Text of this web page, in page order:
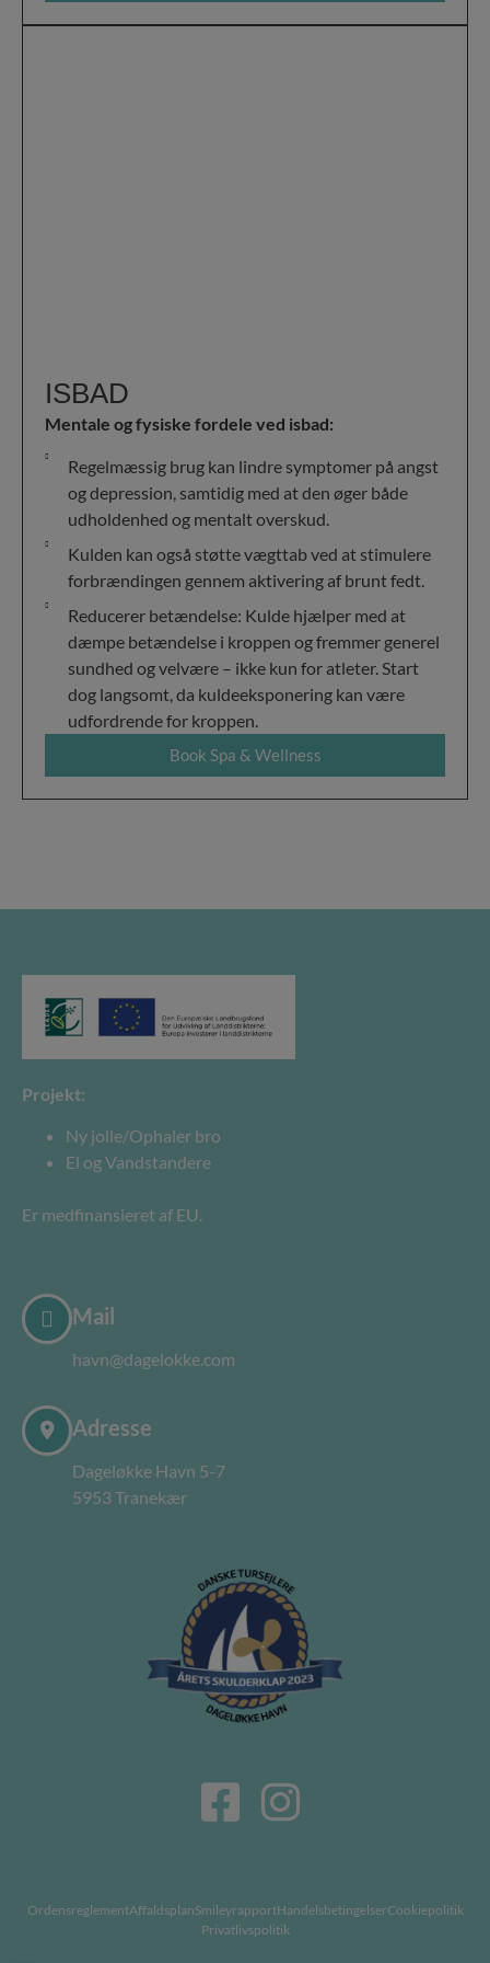
ISBAD
Mentale og fysiske fordele ved isbad:
Regelmæssig brug kan lindre symptomer på angst
og depression, samtidig med at den øger både
udholdenhed og mentalt overskud.
Kulden kan også støtte vægttab ved at stimulere
forbrændingen gennem aktivering af brunt fedt.
Reducerer betændelse: Kulde hjælper med at
dæmpe betændelse i kroppen og fremmer generel
sundhed og velvære – ikke kun for atleter. Start
dog langsomt, da kuldeeksponering kan være
udfordrende for kroppen.
Book Spa & Wellness
Projekt:
Ny jolle/Ophaler bro
El og Vandstandere
Er medfinansieret af EU.
Mail
havn@dagelokke.com
Adresse
Dageløkke Havn 5-7
5953 Tranekær
OrdensreglementAffaldsplanSmileyrapportHandelsbetingelserCookiepolitik
Privatlivspolitik